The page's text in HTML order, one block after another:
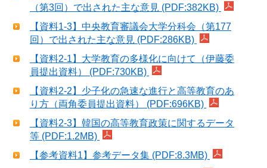
（第3回）で出された主な意見 (PDF:382KB)
【資料1-3】中央教育審議会大学分科会（第177
回）で出された主な意見 (PDF:286KB)
【資料2-1】大学教育の多様化に向けて（伊藤委
員提出資料） (PDF:730KB)
【資料2-2】少子化の急速な進行と高等教育のあ
り方（両角委員提出資料） (PDF:696KB)
【資料2-3】韓国の高等教育政策に関するデータ
等 (PDF:1.2MB)
【参考資料1】参考データ集 (PDF:8.3MB)